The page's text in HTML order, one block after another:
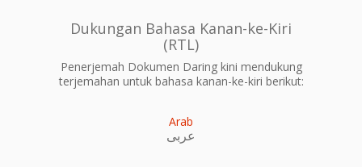
Dukungan Bahasa Kanan-ke-Kiri
(RTL)
Penerjemah Dokumen Daring kini mendukung
terjemahan untuk bahasa kanan-ke-kiri berikut:
Arab
عربى